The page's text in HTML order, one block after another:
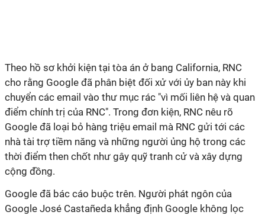
Theo hồ sơ khởi kiện tại tòa án ở bang California, RNC
cho rằng Google đã phân biệt đối xử với ủy ban này khi
chuyển các email vào thư mục rác "vì mối liên hệ và quan
điểm chính trị của RNC". Trong đơn kiện, RNC nêu rõ
Google đã loại bỏ hàng triệu email mà RNC gửi tới các
nhà tài trợ tiềm năng và những người ủng hộ trong các
thời điểm then chốt như gây quỹ tranh cử và xây dựng
cộng đồng.
Google đã bác cáo buộc trên. Người phát ngôn của
Google José Castañeda khẳng định Google không lọc